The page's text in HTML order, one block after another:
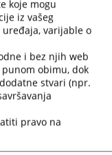
CMS-a u
predmetima
koje mogu
iz vašeg
varijable o
i bez njih web
obimu, dok
stvari (npr.
pravo na